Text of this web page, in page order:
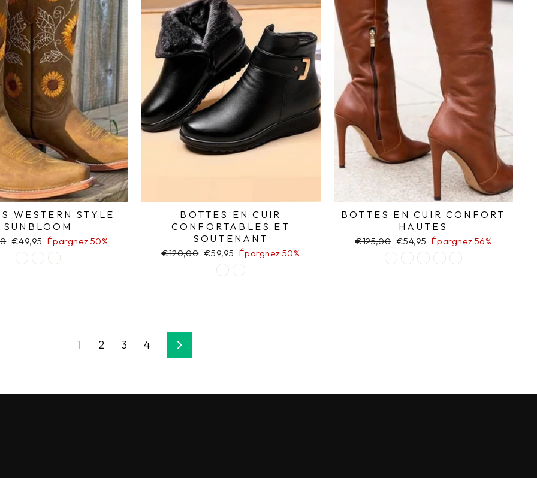
WESTERN STYLE
SUNBLOOM
Prix
réduit
€49,95 Épargnez 50%
BOTTES EN CUIR
CONFORTABLES ET
SOUTENANT
Prix
€120,00 Prix
réduit
€59,95 Épargnez 50%
BOTTES EN CUIR CONFORT
HAUTES
Prix
régulier
€125,00 Prix
réduit
€54,95 Épargnez 56%
1 2 3 4 Suivant